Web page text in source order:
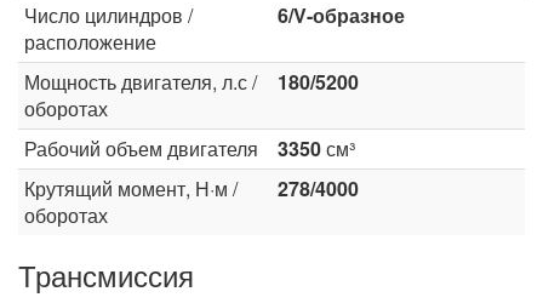
Число цилиндров /
расположение
6/V-образное
Мощность двигателя, л.с /
оборотах
180/5200
Рабочий объем двигателя 3350см³
Крутящий момент, Н·м /
оборотах
278/4000
Трансмиссия